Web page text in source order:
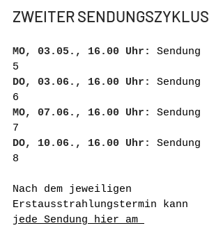
ZWEITER SENDUNGSZYKLUS
MO, 03.05., 16.00 Uhr:
Sendung
5
DO, 03.06., 16.00 Uhr:
Sendung
6
MO, 07.06., 16.00 Uhr:
Sendung
7
DO, 10.06., 16.00 Uhr:
Sendung
8
Nach dem jeweiligen
Erstausstrahlungstermin kann
jede Sendung hier am